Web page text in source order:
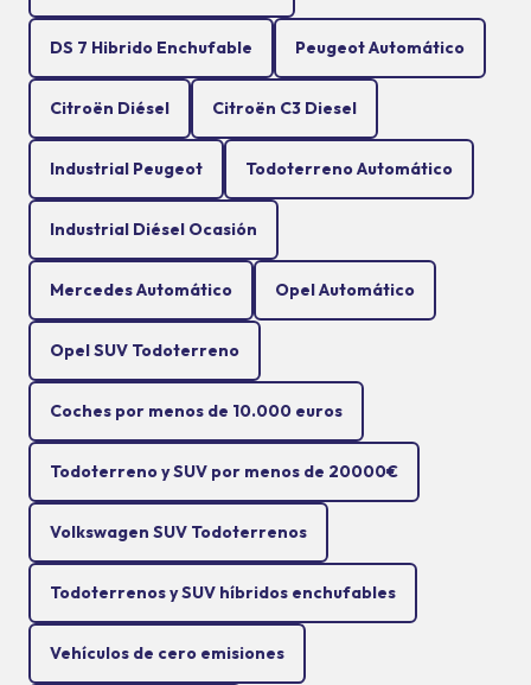
DS 7 Hibrido Enchufable Peugeot Automático
Citroën Diésel Citroën C3 Diesel
Industrial Peugeot Todoterreno Automático
Industrial Diésel Ocasión
Mercedes Automático Opel Automático
Opel SUV Todoterreno
Coches por menos de 10.000 euros
Todoterreno y SUV por menos de 20000€
Volkswagen SUV Todoterrenos
Todoterrenos y SUV híbridos enchufables
Vehículos de cero emisiones